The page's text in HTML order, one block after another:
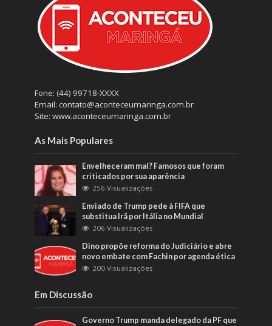
Fone: (44) 99718-XXXX
Email: contato@aconteceumaringa.com.br
Site: www.aconteceumaringa.com.br
As Mais Populares
Envelheceram mal? Famosos que foram
criticados por sua aparência
256 Visualizações
Enviado de Trump pede à FIFA que
substitua Irã por Itália no Mundial
206 Visualizações
Dino propõe reforma do Judiciário e abre
novo embate com Fachin por agenda ética
200 Visualizações
Em Discussão
Governo Trump manda delegado da PF que